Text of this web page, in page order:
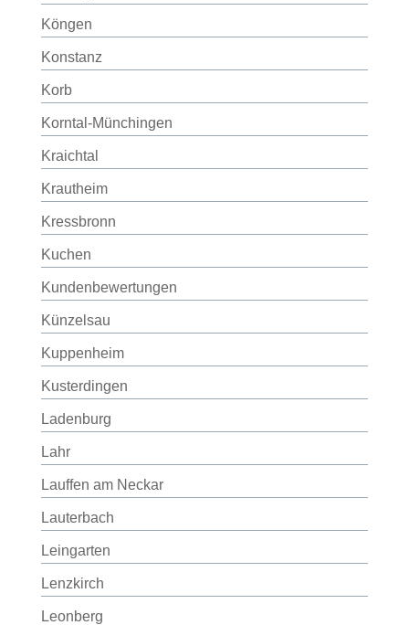
Köngen
Konstanz
Korb
Korntal-Münchingen
Kraichtal
Krautheim
Kressbronn
Kuchen
Kundenbewertungen
Künzelsau
Kuppenheim
Kusterdingen
Ladenburg
Lahr
Lauffen am Neckar
Lauterbach
Leingarten
Lenzkirch
Leonberg